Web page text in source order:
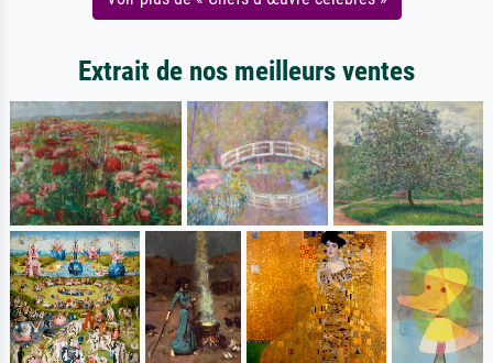
Extrait de nos meilleurs ventes